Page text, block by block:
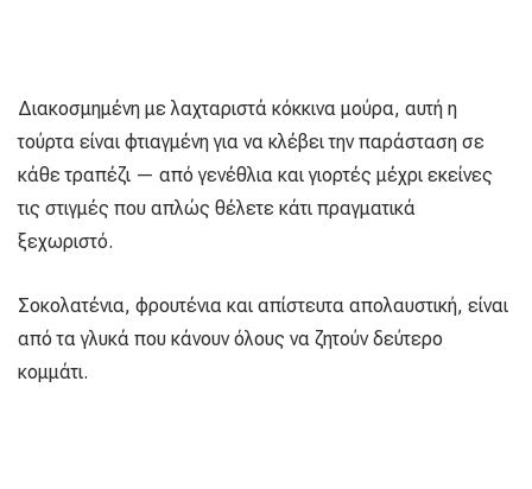
Διακοσμημένη με λαχταριστά κόκκινα μούρα, αυτή η
τούρτα είναι φτιαγμένη για να κλέβει την παράσταση σε
κάθε τραπέζι — από γενέθλια και γιορτές μέχρι εκείνες
τις στιγμές που απλώς θέλετε κάτι πραγματικά
ξεχωριστό.
Σοκολατένια, φρουτένια και απίστευτα απολαυστική, είναι
από τα γλυκά που κάνουν όλους να ζητούν δεύτερο
κομμάτι.